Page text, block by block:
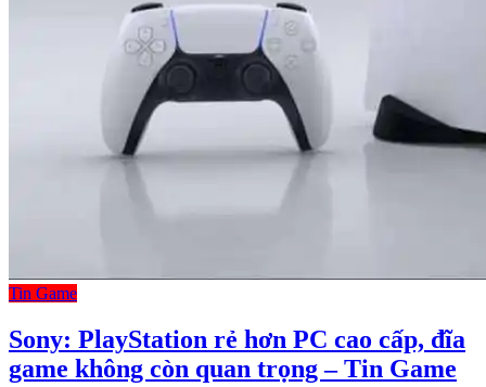
Tin Game
Sony: PlayStation rẻ hơn PC cao cấp, đĩa
game không còn quan trọng – Tin Game